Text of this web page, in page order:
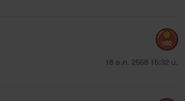
18 ธ.ค. 2568 15:32 น.
300